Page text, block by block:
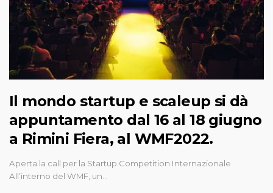
Il mondo startup e scaleup si dà
appuntamento dal 16 al 18 giugno
a Rimini Fiera, al WMF2022.
Aperta la call per la Startup Competition Internazionale
All’interno del WMF, un…